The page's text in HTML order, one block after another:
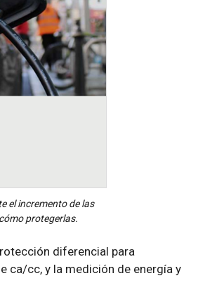
el incremento de las
protegerlas.
diferencial para
ca/cc, y la medición de energía y